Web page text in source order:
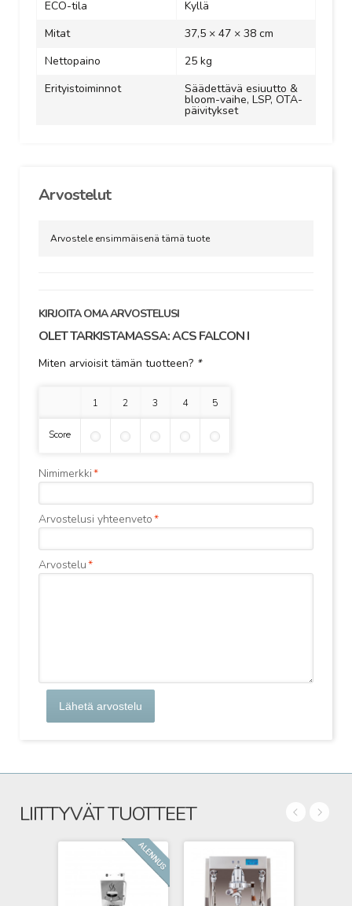
ECO-tila
Kyllä
Mitat
37,5 × 47 × 38 cm
Nettopaino
25 kg
Erityistoiminnot
Säädettävä esiuutto &
bloom-vaihe, LSP, OTA-
päivitykset
Arvostelut
Arvostele ensimmäisenä tämä tuote
KIRJOITA OMA ARVOSTELUSI
OLET TARKISTAMASSA:ACS FALCON I
Miten arvioisit tämän tuotteen? *
1 tähti 2 tähteä3 tähteä4 tähteä5 tähteä
Score
*
Nimimerkki
*
Arvostelusi yhteenveto
*
Arvostelu
Lähetä arvostelu
LIITTYVÄT TUOTTEET